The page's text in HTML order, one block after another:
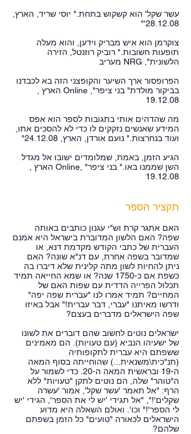
עשר שקל' הוא קשקוש בתחת." יוסי שריד, הארץ,
28.12.08'"
צוקרמן הוא איש מבריק וידען, והוא מעלה
תופעות חשובות." רוביק רוזנטל, הזירה
הלשונית", NRG מעריב
הפרופסור ארך השיער והקופצני הזה בא לכבדנו
בביקור מולדת" בני ציפר", Online הארץ ,
19.12.08
מה שהדהים אותי בתגובות לספר הוא אפס
המידע שאנשים נזקקים לו כדי לא להסכים אתו,
ועוד בנחרצות." נועם אורדן, הארץ, 24.12.08"
הגיע הזמן, באמת, שמלומדים ישובו אל מגדל
השן שממנו באו." בני ציפר" ,Online הארץ ,
19.12.08
תקציר הספר
האם אתגר קרת וש"י עגנון כותבים באותה
שפה? האם הלשון המדוברת בישראל היא אמנם
העברית של כתבי הקודש מקדמת דנא, או
שמדובר בשפה אחרת, עם דנ"א שונה? האם
ניתן להחיות לשון מתה קלינית שלא דיברו בה
כשפת אם כ-1750 שנה? או שמא החייאה תמיד
תכלול הפרייה הדדית עם שפות האם של
המחיים? תמיד אמרו לנו "עברית שפה יפה"
ודרשו מאיתנו "עברי, דבר עברית!" אבל באיזו
שפה הישראלים מדברים בעצם?
ישראלים נוטים לחשוב שהם דוברים את לשונו
של ישעיהו הנביא (עם טעויות). הם מאמינים
ששפתם היא עברית לתקופותיה
(תנ"כית\משנאית...) שהוחייתה בסוף המאה
ה-19 ובראשית המאה ה-20. כדי לשמור על
ה"טוהר" שלה, הם נוטים לתקן "טעויות" ללא
הרף: "אל תאמר 'עשר שקל', אמור 'עשרה
שקלים'!", "אל תגידי 'יש לי את הספר', הגידי 'יש
לי הספר'!" וכו'. ואולם השאלה היא מדוע
הישראלים לכאורה "טועים" כל הזמן בשפתם
שלהם?